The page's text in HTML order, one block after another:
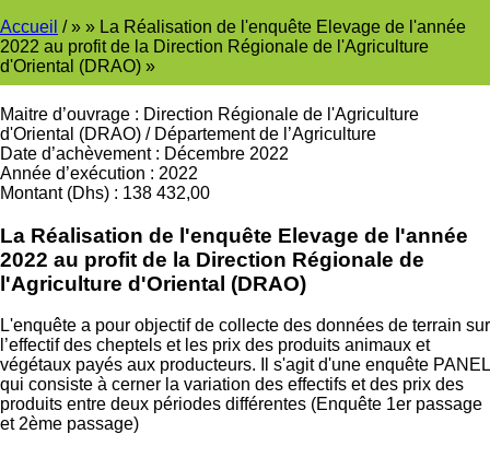
Fil
d'Ariane
Accueil /
La Réalisation de l'enquête Elevage de l'année
2022 au profit de la Direction Régionale de l'Agriculture
d'Oriental (DRAO)
Maitre d’ouvrage : Direction Régionale de l'Agriculture
d'Oriental (DRAO) / Département de l’Agriculture
Date d’achèvement : Décembre 2022
Année d’exécution : 2022
Montant (Dhs) : 138 432,00
La Réalisation de l'enquête Elevage de l'année
2022 au profit de la Direction Régionale de
l'Agriculture d'Oriental (DRAO)
L'enquête a pour objectif de collecte des données de terrain sur
l’effectif des cheptels et les prix des produits animaux et
végétaux payés aux producteurs. Il s'agit d'une enquête PANEL
qui consiste à cerner la variation des effectifs et des prix des
produits entre deux périodes différentes (Enquête 1er passage
et 2ème passage)